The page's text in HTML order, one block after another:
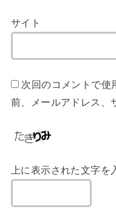
サイト
次回のコメントで使
前、メールアドレス、
上に表示された文字を